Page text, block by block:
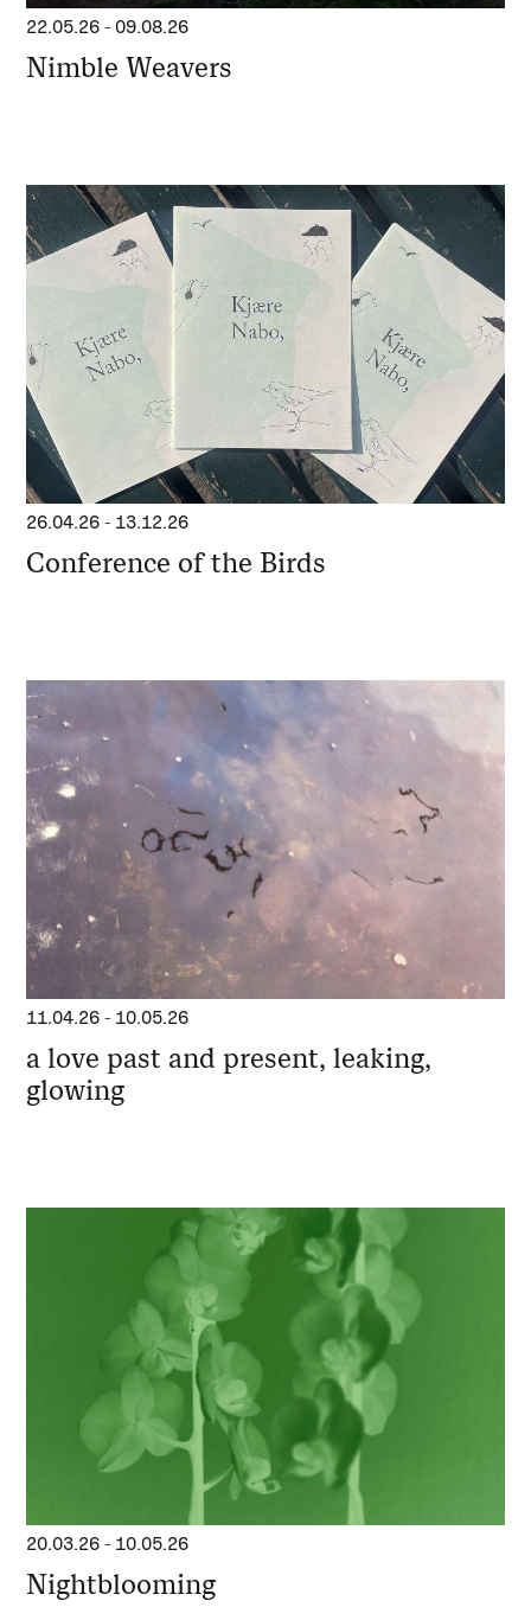
22.05.26 -09.08.26
Nimble Weavers
26.04.26 - 13.12.26
Conference of the Birds
11.04.26 - 10.05.26
a love past and present, leaking,
glowing
20.03.26 - 10.05.26
Nightblooming